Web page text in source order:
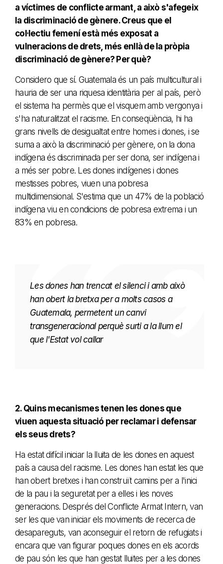
a víctimes de conflicte armant, a això s'afegeix
la discriminació de gènere. Creus que el
col·lectiu femení està més exposat a
vulneracions de drets, més enllà de la pròpia
discriminació de gènere? Per què?
Considero que sí. Guatemala és un país multicultural i
hauria de ser una riquesa identitària per al país, però
el sistema ha permès que el visquem amb vergonya i
s'ha naturalitzat el racisme. En conseqüència, hi ha
grans nivells de desigualtat entre homes i dones, i se
suma a això la discriminació per gènere, on la dona
indígena és discriminada per ser dona, ser indígena i
a més ser pobre. Les dones indígenes i dones
mestisses pobres, viuen una pobresa
multidimensional. S'estima que un 47% de la població
indígena viu en condicions de pobresa extrema i un
83% en pobresa.
Les dones han trencat el silenci i amb això
han obert la bretxa per a molts casos a
Guatemala, permetent un canvi
transgeneracional perquè surti a la llum el
que l'Estat vol callar
2. Quins mecanismes tenen les dones que
viuen aquesta situació per reclamar i defensar
els seus drets?
Ha estat difícil iniciar la lluita de les dones en aquest
país a causa del racisme. Les dones han estat les que
han obert bretxes i han construït camins per a l'inici
de la pau i la seguretat per a elles i les noves
generacions. Després del Conflicte Armat Intern, van
ser les que van iniciar els moviments de recerca de
desapareguts, van aconseguir el retorn de refugiats i
encara que van figurar poques dones en els acords
de pau són les que han gestat lluites per a les dones